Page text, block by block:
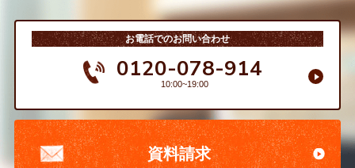
お電話でのお問い合わせ
0120-078-914
10:00~19:00
資料請求